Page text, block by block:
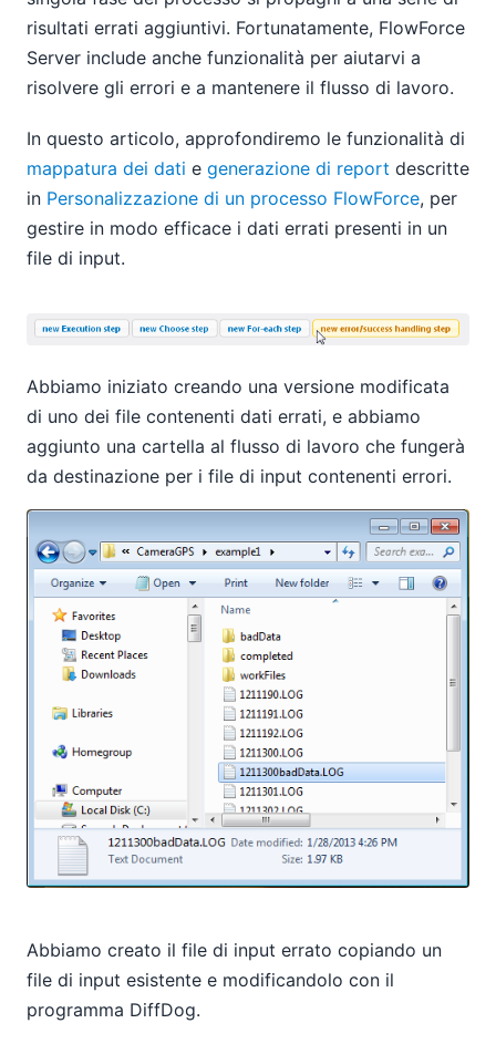
risultati errati aggiuntivi. Fortunatamente, FlowForce
Server include anche funzionalità per aiutarvi a
risolvere gli errori e a mantenere il flusso di lavoro.
In questo articolo, approfondiremo le funzionalità di
mappatura dei dati e generazione di report descritte
in Personalizzazione di un processo FlowForce, per
gestire in modo efficace i dati errati presenti in un
file di input.
Abbiamo iniziato creando una versione modificata
di uno dei file contenenti dati errati, e abbiamo
aggiunto una cartella al flusso di lavoro che fungerà
da destinazione per i file di input contenenti errori.
Abbiamo creato il file di input errato copiando un
file di input esistente e modificandolo con il
programma DiffDog.